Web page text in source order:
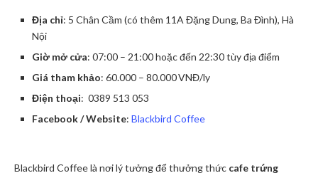
Địa chỉ: 5 Chân Cầm (có thêm 11A Đặng Dung, Ba Đình), Hà
Nội
Giờ mở cửa: 07:00 – 21:00 hoặc đến 22:30 tùy địa điểm
Giá tham khảo: 60.000 – 80.000 VNĐ/ly
Điện thoại: 0389 513 053
Facebook / Website: Blackbird Coffee
Blackbird Coffee là nơi lý tưởng để thưởng thức cafe trứng